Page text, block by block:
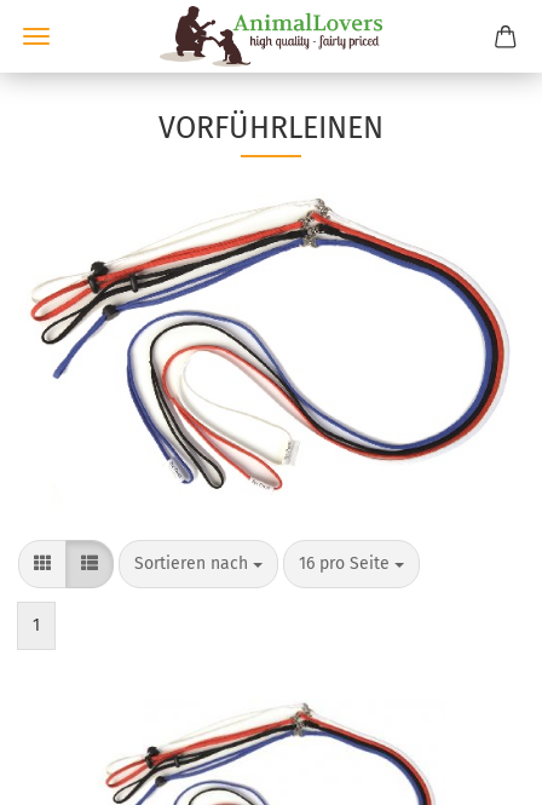
VORFÜHRLEINEN
Sortieren nach
Sortieren nach 16 pro Seite
pro Seite
1